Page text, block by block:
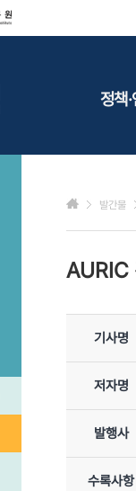
정책
발간물
AURIC
기사명
저자명
발행사
수록사항